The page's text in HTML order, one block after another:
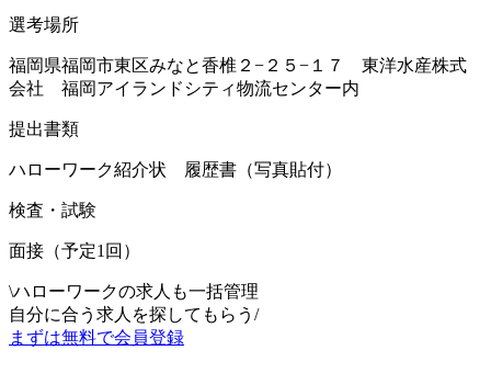
選考場所
福岡県福岡市東区みなと香椎２−２５−１７ 東洋水産株式
会社 福岡アイランドシティ物流センター内
提出書類
ハローワーク紹介状 履歴書（写真貼付）
検査・試験
面接（予定1回）
\ハローワークの求人も一括管理
自分に合う求人を探してもらう /
まずは無料で会員登録